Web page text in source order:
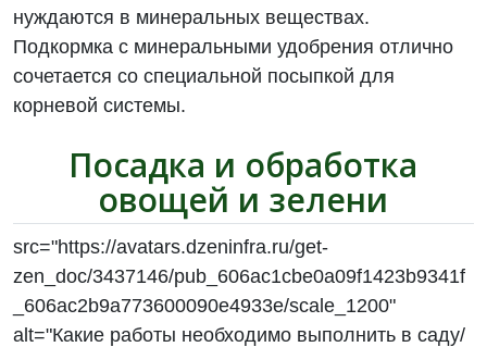
нуждаются в минеральных веществах.
Подкормка с минеральными удобрения отлично
сочетается со специальной посыпкой для
корневой системы.
Посадка и обработка
овощей и зелени
src="https://avatars.dzeninfra.ru/get-
zen_doc/3437146/pub_606ac1cbe0a09f1423b9341f
_606ac2b9a773600090e4933e/scale_1200"
alt="Какие работы необходимо выполнить в саду/